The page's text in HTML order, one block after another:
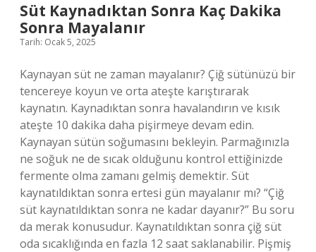
Süt Kaynadıktan Sonra Kaç Dakika
Sonra Mayalanır
Tarih: Ocak 5, 2025
Kaynayan süt ne zaman mayalanır? Çiğ sütünüzü bir
tencereye koyun ve orta ateşte karıştırarak
kaynatın. Kaynadıktan sonra havalandırın ve kısık
ateşte 10 dakika daha pişirmeye devam edin.
Kaynayan sütün soğumasını bekleyin. Parmağınızla
ne soğuk ne de sıcak olduğunu kontrol ettiğinizde
fermente olma zamanı gelmiş demektir. Süt
kaynatıldıktan sonra ertesi gün mayalanır mı? “Çiğ
süt kaynatıldıktan sonra ne kadar dayanır?” Bu soru
da merak konusudur. Kaynatıldıktan sonra çiğ süt
oda sıcaklığında en fazla 12 saat saklanabilir. Pişmiş